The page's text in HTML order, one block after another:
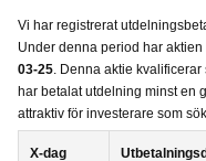
Vi har registrerat
Under denna period har
03-25 . Denna aktie
har betalat utdelning minst en
attraktiv för investerare som
X-dag